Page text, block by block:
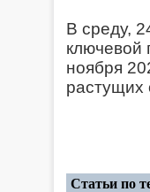
В среду,
ключевой
ноября
растущих
Статьи по